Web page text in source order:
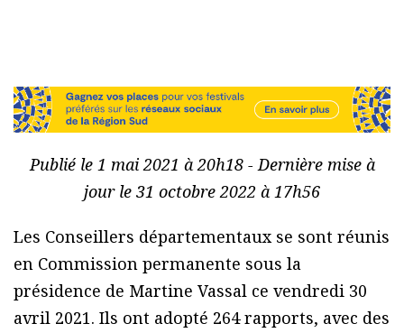
Publié le 1 mai 2021 à 20h18 - Dernière mise à
jour le 31 octobre 2022 à 17h56
Les Conseillers départementaux se sont réunis
en Commission permanente sous la
présidence de Martine Vassal ce vendredi 30
avril 2021. Ils ont adopté 264 rapports, avec des